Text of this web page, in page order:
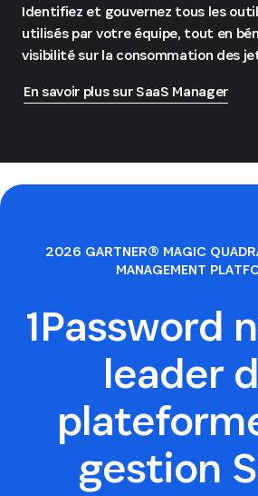
Identifiez et gouvernez tous les
utilisés par votre équipe, tout en
visibilité sur la consommation des
En savoir plus sur SaaS Manager
2026 GARTNER® MAGIC
MANAGEMENT
1Password
leader
gestion